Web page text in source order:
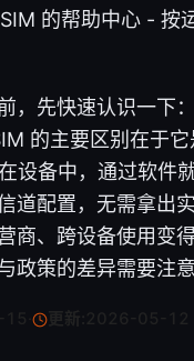
的帮助中心 - 按
，先快速认识一下
的主要区别在于
设备中，通过软件
道配置，无需拿出实
商、跨设备使用变
政策的差异需要注意
更新: